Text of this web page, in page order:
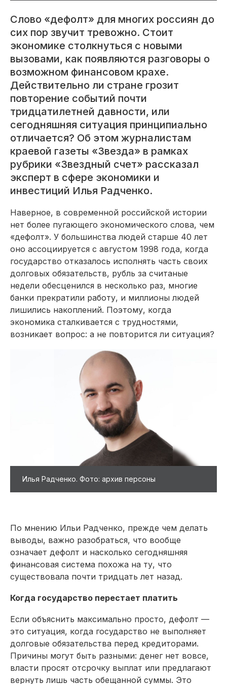
Слово «дефолт» для многих россиян до
сих пор звучит тревожно. Стоит
экономике столкнуться с новыми
вызовами, как появляются разговоры о
возможном финансовом крахе.
Действительно ли стране грозит
повторение событий почти
тридцатилетней давности, или
сегодняшняя ситуация принципиально
отличается? Об этом журналистам
краевой газеты «Звезда» в рамках
рубрики «Звездный счет» рассказал
эксперт в сфере экономики и
инвестиций Илья Радченко.
Наверное, в современной российской истории
нет более пугающего экономического слова, чем
«дефолт». У большинства людей старше 40 лет
оно ассоциируется с августом 1998 года, когда
государство отказалось исполнять часть своих
долговых обязательств, рубль за считаные
недели обесценился в несколько раз, многие
банки прекратили работу, и миллионы людей
лишились накоплений. Поэтому, когда
экономика сталкивается с трудностями,
возникает вопрос: а не повторится ли ситуация?
Илья Радченко. Фото: архив персоны
По мнению Ильи Радченко, прежде чем делать
выводы, важно разобраться, что вообще
означает дефолт и насколько сегодняшняя
финансовая система похожа на ту, что
существовала почти тридцать лет назад.
Когда государство перестает платить
Если объяснить максимально просто, дефолт —
это ситуация, когда государство не выполняет
долговые обязательства перед кредиторами.
Причины могут быть разными: денег нет вовсе,
власти просят отсрочку выплат или предлагают
вернуть лишь часть обещанной суммы. Это